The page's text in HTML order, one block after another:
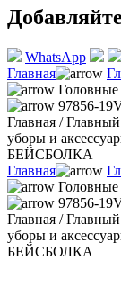
WhatsApp
Главная
Головные
97856-
Главная /Главный
уборы и
БЕЙСБОЛКА
Главная
Головные
97856-
Главная /Главный
уборы и
БЕЙСБОЛКА